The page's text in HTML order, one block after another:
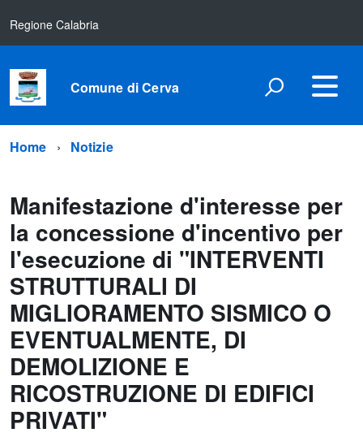
Regione Calabria
Comune di Cerva
Home Notizie
Manifestazione d'interesse per
la concessione d'incentivo per
l'esecuzione di "INTERVENTI
STRUTTURALI DI
MIGLIORAMENTO SISMICO O
EVENTUALMENTE, DI
DEMOLIZIONE E
RICOSTRUZIONE DI EDIFICI
PRIVATI"